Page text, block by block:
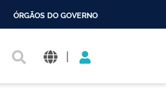
ÓRGÃOS DO GOVERNO
|